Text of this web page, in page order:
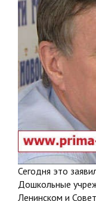
Сегодня это
Дошкольные
Ленинском и